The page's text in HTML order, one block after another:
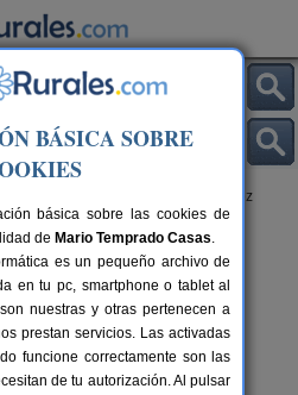
> Valdenuño Fernandez
de Valdenuño
BÁSICA SOBRE
básica sobre las cookies de
de Mario Temprado Casas.
es un pequeño archivo de
en tu pc, smartphone o tablet al
nuestras y otras pertenecen a
prestan servicios. Las activadas
funcione correctamente son las
de tu autorización. Al pulsar